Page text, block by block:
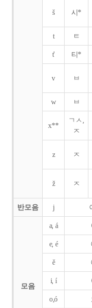
š 시*
t ㅌ
t' 티*
v ㅂ
w ㅂ
x**
ㄱㅅ,
ㅈ
z ㅈ
ž ㅈ
반모음 j
모음
a, á
e, é
ě
i, í
o,ó